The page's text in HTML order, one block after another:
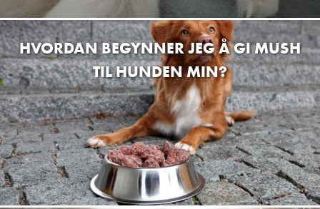
HVORDAN BEGYNNER JEG Å GI MUSH
TIL HUNDEN MIN?